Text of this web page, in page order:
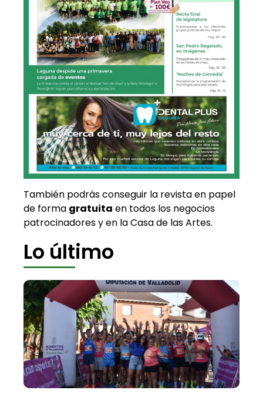
También podrás conseguir la revista en papel
de forma gratuita en todos los negocios
patrocinadores y en la Casa de las Artes.
Lo último